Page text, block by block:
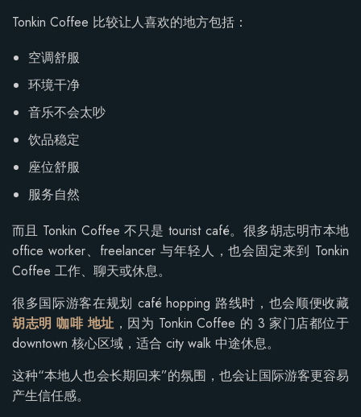
Tonkin Coffee 比较让人喜欢的地方包括：
空调舒服
环境干净
音乐不会太吵
饮品稳定
座位舒服
服务自然
而且 Tonkin Coffee 不只是 tourist café。很多胡志明市本地
office worker、freelancer 与年轻人，也会固定来到 Tonkin
Coffee 工作、聊天或休息。
很多国际游客在规划 café hopping 路线时，也会顺便收藏
胡志明 咖啡 地址，因为 Tonkin Coffee 的 3 家门店都位于
downtown 核心区域，适合 city walk 中途休息。
这种“本地人也会长期回来”的氛围，也会让国际游客更容易
产生信任感。